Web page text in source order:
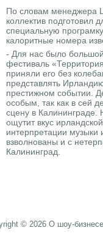
По словам менеджера
коллектив подготовил
специальную
калоритные номера
- Для нас было
фестиваль
приняли его без
представлять
престижном событии.
особым, так как в сей
сцену в
ощутит вкус
интерпретации
взволнованы и с
Калининград.
© 2026 О шоу-